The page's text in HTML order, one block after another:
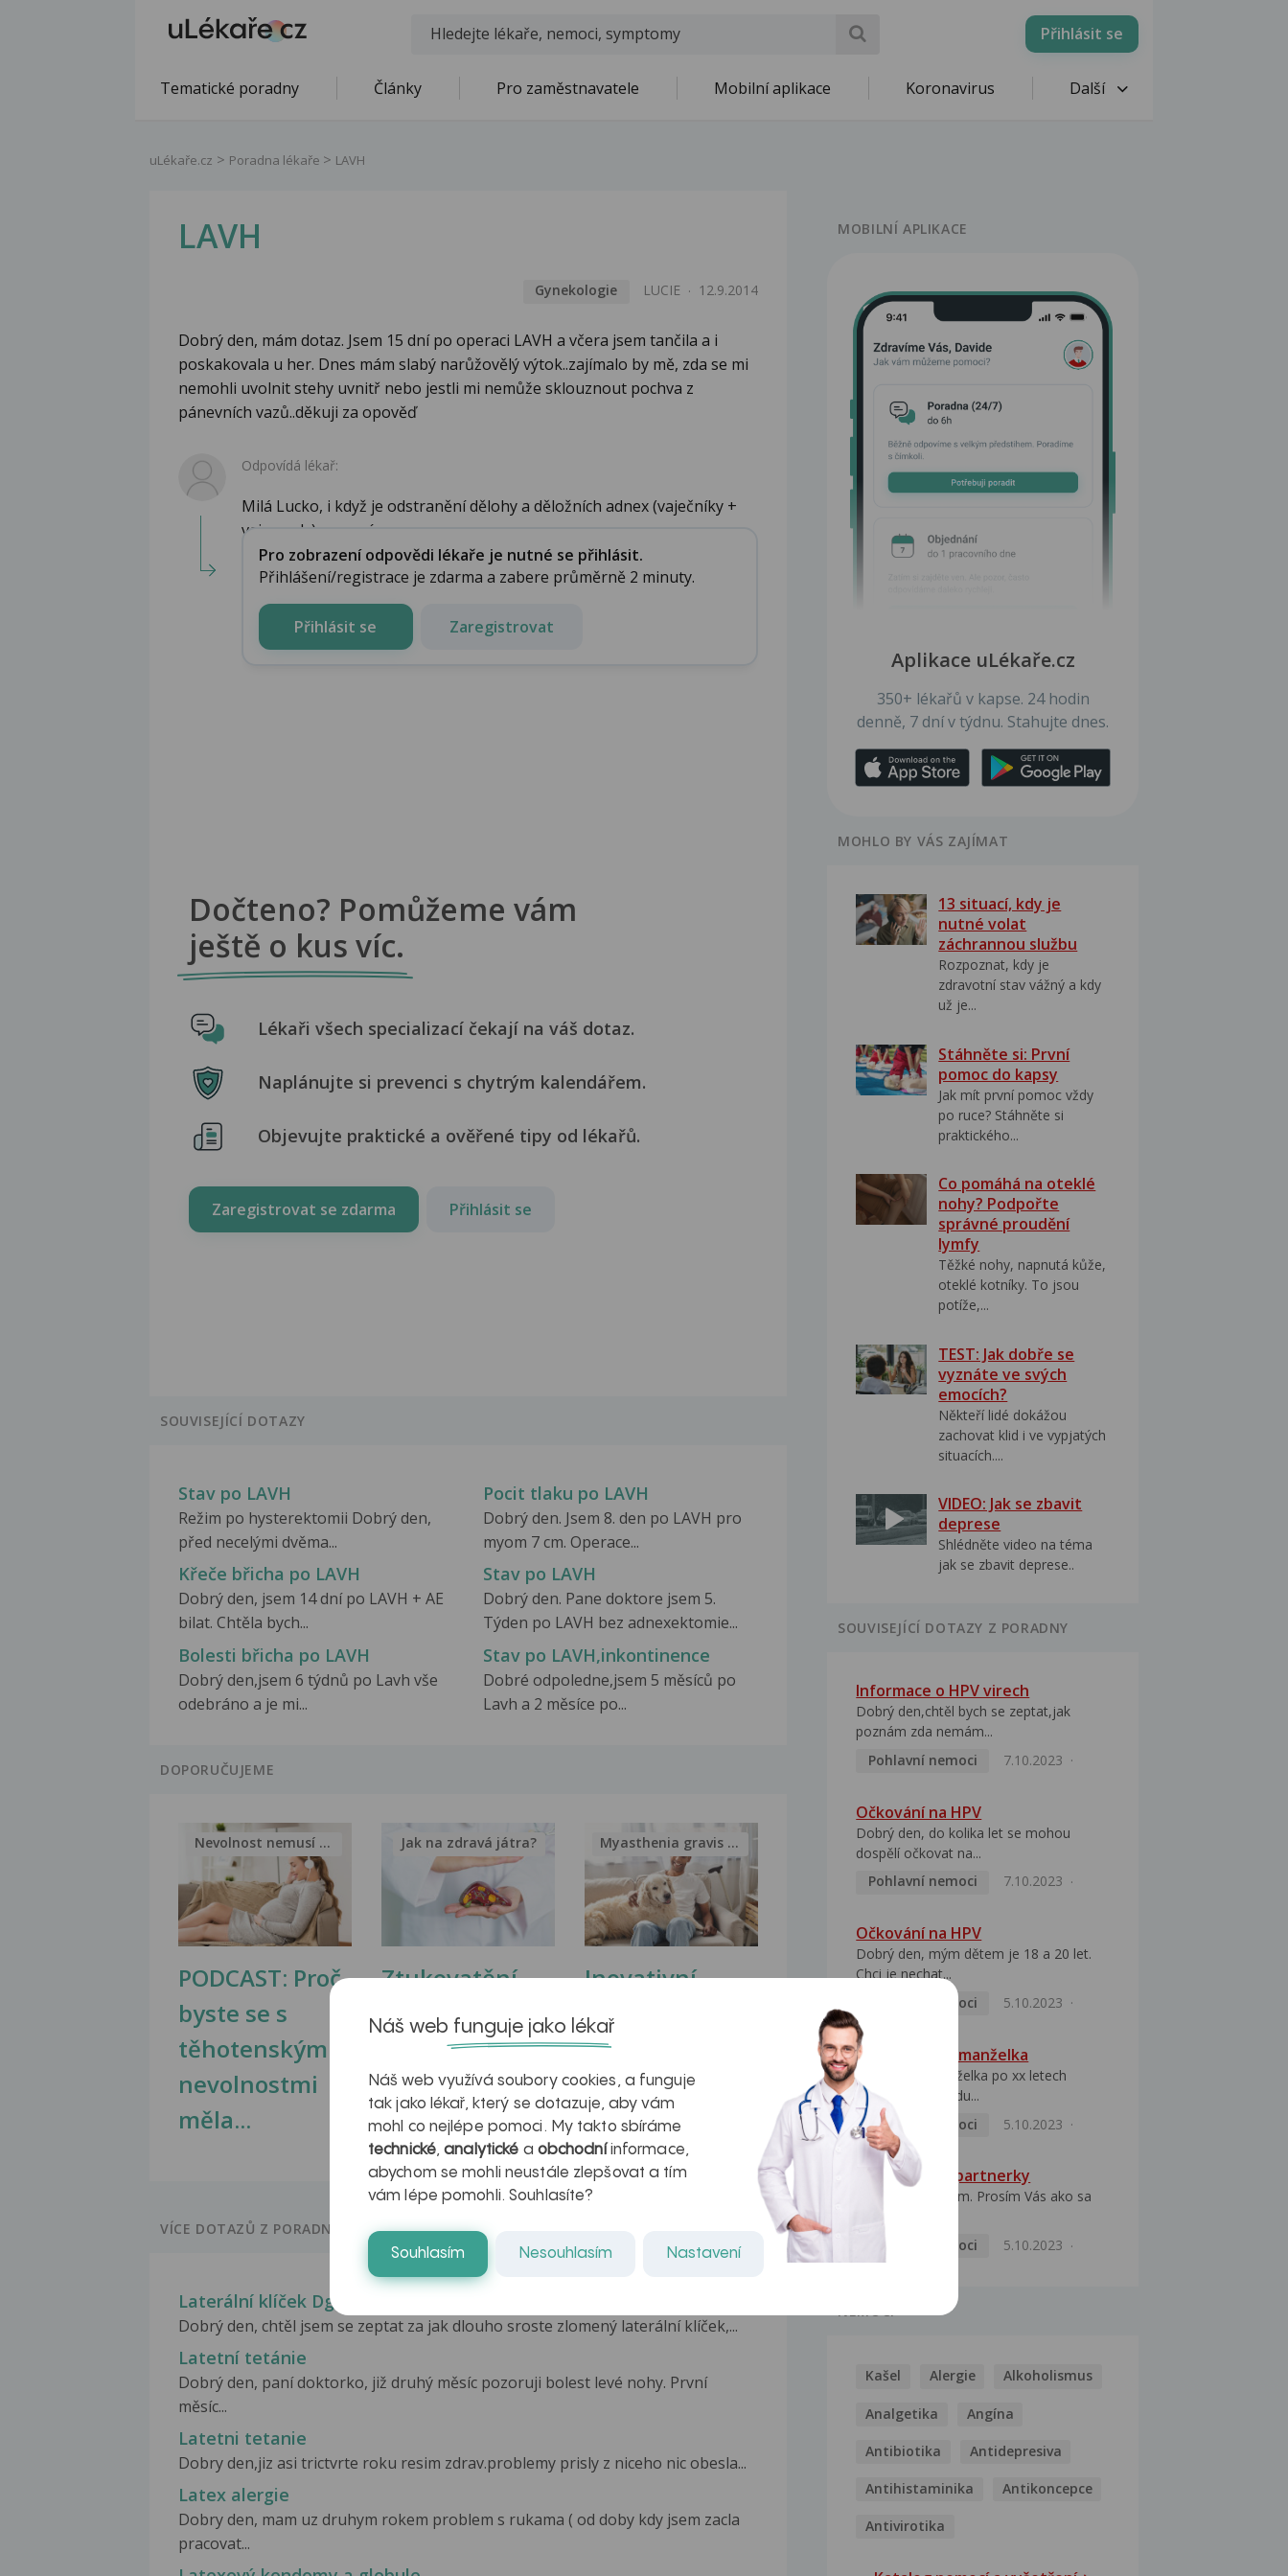
Přihlásit se
Tematické poradny Články Pro zaměstnavatele Mobilní aplikace Koronavirus Další
uLékaře.cz Poradna lékaře LAVH
LAVH
Gynekologie LUCIE 12.9.2014
Dobrý den, mám dotaz. Jsem 15 dní po operaci LAVH a včera jsem tančila a i
poskakovala u her. Dnes mám slabý narůžovělý výtok..zajímalo by mě, zda se mi
nemohli uvolnit stehy uvnitř nebo jestli mi nemůže sklouznout pochva z
pánevních vazů..děkuji za opověď
Odpovídá lékař:
Milá Lucko, i když je odstranění dělohy a děložních adnex (vaječníky +
vejcovody) pomocí ...
Pro zobrazení odpovědi lékaře je nutné se přihlásit.
Přihlášení/registrace je zdarma a zabere průměrně 2 minuty.
Přihlásit se Zaregistrovat
Dočteno? Pomůžeme vám
ještě o kus víc.
Lékaři všech specializací čekají na váš dotaz.
Naplánujte si prevenci s chytrým kalendářem.
Objevujte praktické a ověřené tipy od lékařů.
Zaregistrovat se zdarma Přihlásit se
SOUVISEJÍCÍ DOTAZY
Stav po LAVH
Režim po hysterektomii Dobrý den,
před necelými dvěma...
Pocit tlaku po LAVH
Dobrý den. Jsem 8. den po LAVH pro
myom 7 cm. Operace...
Křeče břicha po LAVH
Dobrý den, jsem 14 dní po LAVH + AE
bilat. Chtěla bych...
Stav po LAVH
Dobrý den. Pane doktore jsem 5.
Týden po LAVH bez adnexektomie...
Bolesti břicha po LAVH
Dobrý den,jsem 6 týdnů po Lavh vše
odebráno a je mi...
Stav po LAVH,inkontinence
Dobré odpoledne,jsem 5 měsíců po
Lavh a 2 měsíce po...
DOPORUČUJEME
PODCAST: Proč
byste se s
těhotenskými
nevolnostmi
měla...
Nevolnost nemusí být nutnou...
Ztukovatění
jater v datech a
obrazech
Jak na zdravá játra?
Inovativní
léčba
myastenie –
naděje pro ty,
kteří ji...
Myasthenia gravis – vše, co...
VÍCE DOTAZŮ Z PORADNY
Laterální klíček Dg.S4200
Dobrý den, chtěl jsem se zeptat za jak dlouho sroste zlomený laterální klíček,...
Latetní tetánie
Dobrý den, paní doktorko, již druhý měsíc pozoruji bolest levé nohy. První
měsíc...
Latetni tetanie
Dobry den,jiz asi trictvrte roku resim zdrav.problemy prisly z niceho nic obesla...
Latex alergie
Dobry den, mam uz druhym rokem problem s rukama ( od doby kdy jsem zacla
pracovat...
MOBILNÍ APLIKACE
Aplikace uLékaře.cz
350+ lékařů v kapse. 24 hodin
denně, 7 dní v týdnu. Stahujte dnes.
MOHLO BY VÁS ZAJÍMAT
13 situací, kdy je
nutné volat
záchrannou službu
Rozpoznat, kdy je
zdravotní stav vážný a kdy
už je...
Stáhněte si: První
pomoc do kapsy
Jak mít první pomoc vždy
po ruce? Stáhněte si
praktického...
Co pomáhá na oteklé
nohy? Podpořte
správné proudění
lymfy
Těžké nohy, napnutá kůže,
oteklé kotníky. To jsou
potíže,...
TEST: Jak dobře se
vyznáte ve svých
emocích?
Někteří lidé dokážou
zachovat klid i ve vypjatých
situacích....
VIDEO: Jak se zbavit
deprese
Shlédněte video na téma
jak se zbavit deprese..
SOUVISEJÍCÍ DOTAZY Z PORADNY
Informace o HPV virech
Dobrý den,chtěl bych se zeptat,jak
poznám zda nemám...
Pohlavní nemoci
7.10.2023
Očkování na HPV
Dobrý den, do kolika let se mohou
dospělí očkovat na...
Pohlavní nemoci
7.10.2023
Očkování na HPV
Dobrý den, mým dětem je 18 a 20 let.
Chci je nechat...
Pohlavní nemoci
5.10.2023
HPV pozitivní manželka
Dobrý den, manželka po xx letech
přivezla z Východu...
Pohlavní nemoci
5.10.2023
HPV typ 52 u partnerky
Dobrý deň prajem. Prosím Vás ako sa
Pohlavní nemoci
5.10.2023
NEMOCI
Kašel Alergie Alkoholismus
Analgetika Angína
Antibiotika Antidepresiva
Antihistaminika Antikoncepce
Antivirotika
Náš web funguje jako lékař
Náš web využívá soubory cookies, a funguje
tak jako lékař, který se dotazuje, aby vám
mohl co nejlépe pomoci. My takto sbíráme
technické,analytické a obchodníinformace,
abychom se mohli neustále zlepšovat a tím
vám lépe pomohli. Souhlasíte?
Souhlasím Nesouhlasím Nastavení